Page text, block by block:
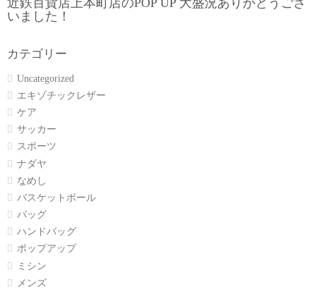
近鉄百貨店上本町店のPOP UP 大盛況ありがとうござ
いました！
カテゴリー
Uncategorized
エキゾチックレザー
ケア
サッカー
スポーツ
ナダヤ
なめし
バスケットボール
バッグ
ハンドバッグ
ポップアップ
ミシン
メンズ